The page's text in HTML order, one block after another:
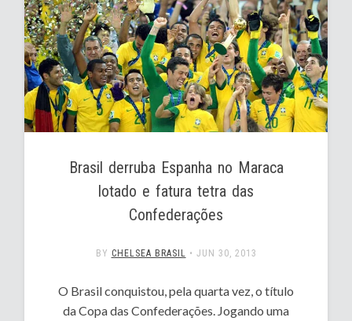
Brasil derruba Espanha no Maraca
lotado e fatura tetra das
Confederações
BY CHELSEA BRASIL • JUN 30, 2013
O Brasil conquistou, pela quarta vez, o título
da Copa das Confederações. Jogando uma